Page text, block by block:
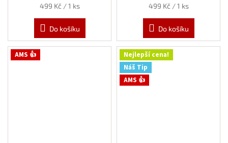
Měrná
499 Kč / 1 ks
Do košíku
Měrná
499 Kč / 1 ks
Do košíku
AMS 👍
Nejlepší cena!
Náš Tip
AMS 👍